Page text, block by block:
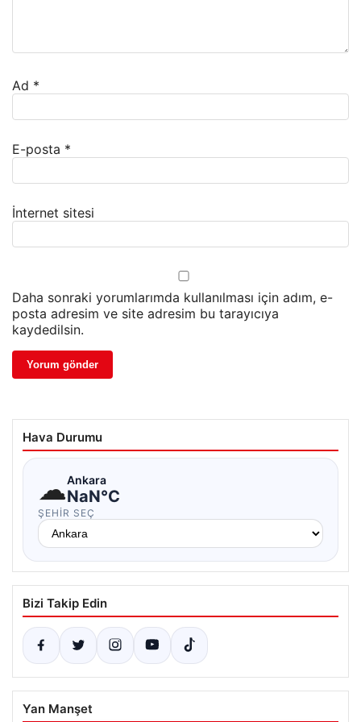
Ad *
E-posta *
İnternet sitesi
Daha sonraki yorumlarımda kullanılması için adım, e-
posta adresim ve site adresim bu tarayıcıya
kaydedilsin.
Hava Durumu
☁Ankara
NaN°C
ŞEHIR SEÇ
Bizi Takip Edin
Yan Manşet